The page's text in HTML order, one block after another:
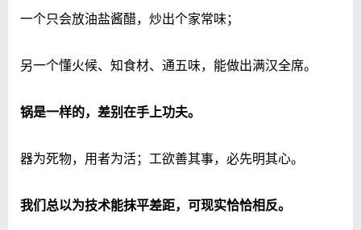
一个只会放油盐酱醋，炒出个家常味；
另一个懂火候、知食材、通五味，能做出满汉全席。
锅是一样的，差别在手上功夫。
器为死物，用者为活；工欲善其事，必先明其心。
我们总以为技术能抹平差距，可现实恰恰相反。